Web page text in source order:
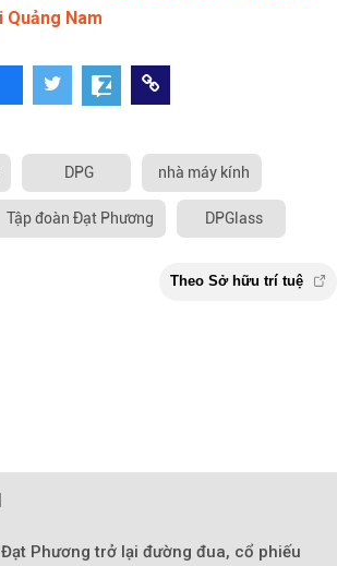
Nam
DPG nhà máy kính
Tập đoàn Đạt Phương DPGlass
Đạt Phương trở lại đường đua, cổ phiếu